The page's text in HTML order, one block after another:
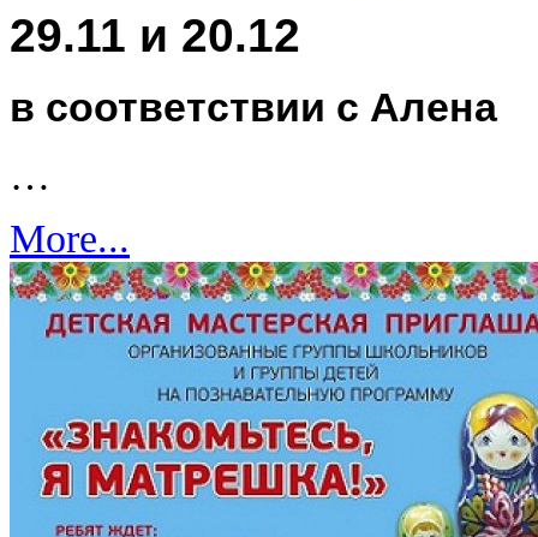
29.11 и 20.12
в соответствии с Алена
…
More...